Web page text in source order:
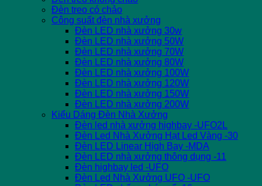
Đèn treo có chảo
Công suất đèn nhà xưởng
Đèn LED nhà xưởng 30w
Đèn LED nhà xưởng 50W
Đèn LED nhà xưởng 70W
Đèn LED nhà xưởng 80W
Đèn LED nhà xưởng 100W
Đèn LED nhà xưởng 120W
Đèn LED nhà xưởng 150W
Đèn LED nhà xưởng 200W
Kiểu Dáng Đèn Nhà Xưởng
Đèn led nhà xưởng highbay -UFO2L
Đèn Led Nhà Xưởng Hạt Led Vàng -30
Đèn LED Linear High Bay -MDA
Đèn LED nhà xưởng thông dụng -11
Đèn highbay led -UFO
Đèn Led Nhà Xưởng UFO -UFO